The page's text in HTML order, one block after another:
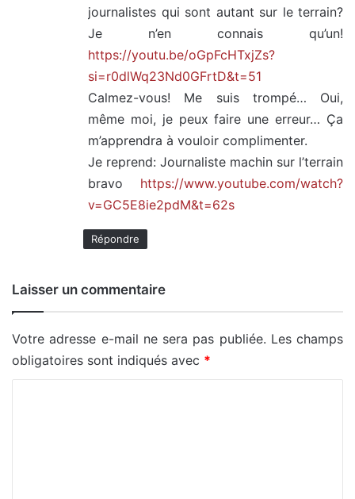
journalistes qui sont autant sur le terrain?
Je n’en connais qu’un!
https://youtu.be/oGpFcHTxjZs?
si=r0dlWq23Nd0GFrtD&t=51
Calmez-vous! Me suis trompé… Oui,
même moi, je peux faire une erreur… Ça
m’apprendra à vouloir complimenter.
Je reprend: Journaliste machin sur l’terrain
bravo https://www.youtube.com/watch?
v=GC5E8ie2pdM&t=62s
Répondre
Laisser un commentaire
Votre adresse e-mail ne sera pas publiée. Les champs
obligatoires sont indiqués avec *